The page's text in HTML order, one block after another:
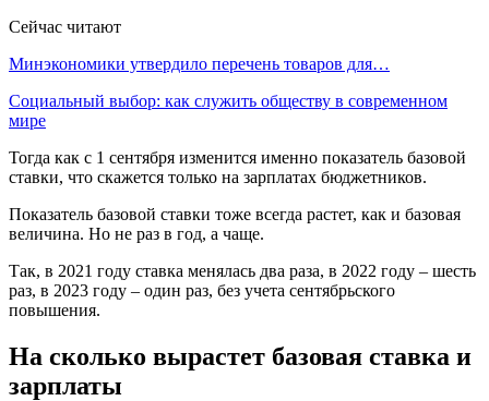
Сейчас читают
Минэкономики утвердило перечень товаров для…
Социальный выбор: как служить обществу в современном
мире
Тогда как с 1 сентября изменится именно показатель базовой
ставки, что скажется только на зарплатах бюджетников.
Показатель базовой ставки тоже всегда растет, как и базовая
величина. Но не раз в год, а чаще.
Так, в 2021 году ставка менялась два раза, в 2022 году – шесть
раз, в 2023 году – один раз, без учета сентябрьского
повышения.
На сколько вырастет базовая ставка и
зарплаты